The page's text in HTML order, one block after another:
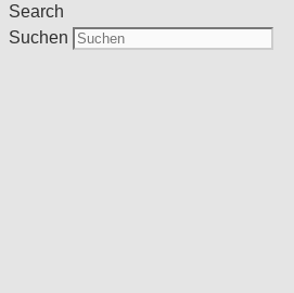
Search
Suchen